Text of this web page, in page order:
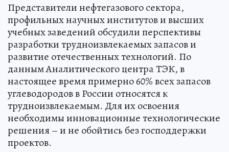
Представители нефтегазового сектора,
профильных научных институтов и высших
учебных заведений обсудили перспективы
разработки трудноизвлекаемых запасов и
развитие отечественных технологий. По
данным Аналитического центра ТЭК, в
настоящее время примерно 60% всех запасов
углеводородов в России относятся к
трудноизвлекаемым. Для их освоения
необходимы инновационные технологические
решения – и не обойтись без господдержки
проектов.